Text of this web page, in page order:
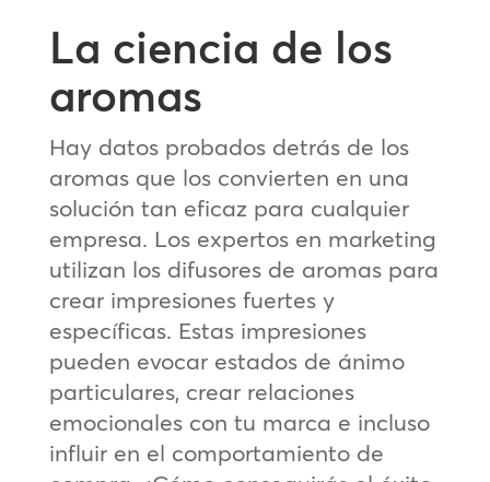
La ciencia de los
aromas
Hay datos probados detrás de los
aromas que los convierten en una
solución tan eficaz para cualquier
empresa. Los expertos en marketing
utilizan los difusores de aromas para
crear impresiones fuertes y
específicas. Estas impresiones
pueden evocar estados de ánimo
particulares, crear relaciones
emocionales con tu marca e incluso
influir en el comportamiento de